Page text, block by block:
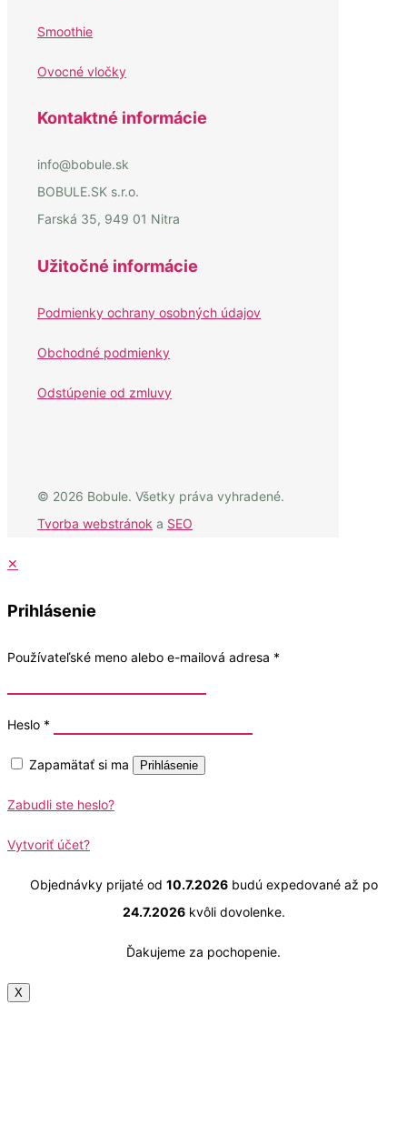
Smoothie
Ovocné vločky
Kontaktné informácie
info@bobule.sk
BOBULE.SK s.r.o.
Farská 35, 949 01 Nitra
Užitočné informácie
Podmienky ochrany osobných údajov
Obchodné podmienky
Odstúpenie od zmluvy
© 2026 Bobule. Všetky práva vyhradené.
Tvorba webstránok a SEO
✕
Prihlásenie
Používateľské meno alebo e-mailová adresa *
Heslo *
Zapamätať si ma Prihlásenie
Zabudli ste heslo?
Vytvoriť účet?
Objednávky prijaté od 10.7.2026budú expedované až po
24.7.2026kvôli dovolenke.
Ďakujeme za pochopenie.
X